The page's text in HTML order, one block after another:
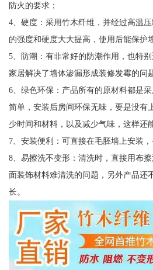
防火的要求；
4、硬度：采用竹木纤维，并经过高温
的强度和硬度大大提高，使用后能保护
5、防潮：有非常好的防潮作用，也特
家居解决了墙体渗漏形成装修发霉的问
6、绿色环保：产品所有的原材料都是
简单，安装后房间环保无味，要是没有
少时间和材料，以及减少气味，这样还
7、安装便利：可直接在毛胚墙上安装
8、易擦洗不变形：清洗时，直接用布
面装饰材料难清洗的问题，另外产品还
长。